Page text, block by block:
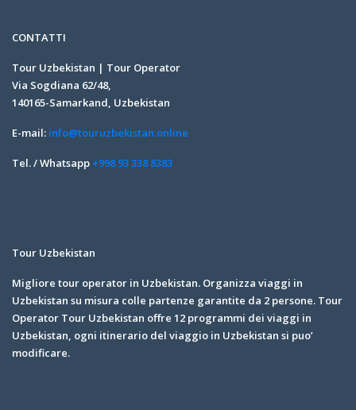
CONTATTI
Tour Uzbekistan | Tour Operator
Via Sogdiana 62/48,
140165-Samarkand, Uzbekistan
E-mail: info@touruzbekistan.online
Tel. / Whatsapp +998 93 338 8383
Tour Uzbekistan
Migliore tour operator in Uzbekistan. Organizza viaggi in
Uzbekistan su misura colle partenze garantite da 2 persone. Tour
Operator Tour Uzbekistan offre 12 programmi dei viaggi in
Uzbekistan, ogni itinerario del viaggio in Uzbekistan si puo’
modificare.